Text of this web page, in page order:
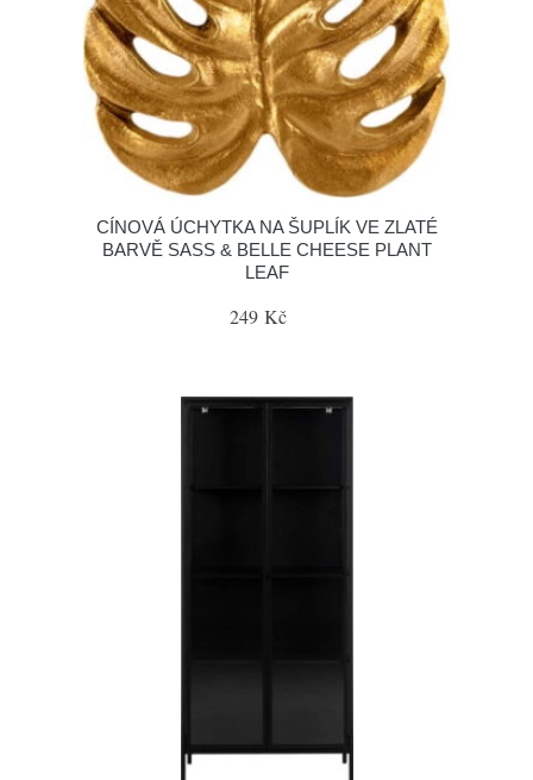
CÍNOVÁ ÚCHYTKA NA ŠUPLÍK VE ZLATÉ
BARVĚ SASS & BELLE CHEESE PLANT
LEAF
249 Kč